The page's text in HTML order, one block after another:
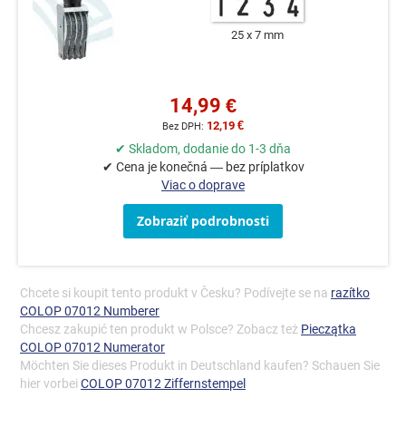
25 x 7 mm
14,99 €
12,19 €
✔ Skladom, dodanie do 1-3 dňa
✔ Cena je konečná — bez príplatkov
Viac o doprave
Zobraziť podrobnosti
Chcete si koupit tento produkt v Česku? Podívejte se na razítko
COLOP 07012 Numberer
Chcesz zakupić ten produkt w Polsce? Zobacz też Pieczątka
COLOP 07012 Numerator
Möchten Sie dieses Produkt in Deutschland kaufen? Schauen Sie
hier vorbei COLOP 07012 Ziffernstempel